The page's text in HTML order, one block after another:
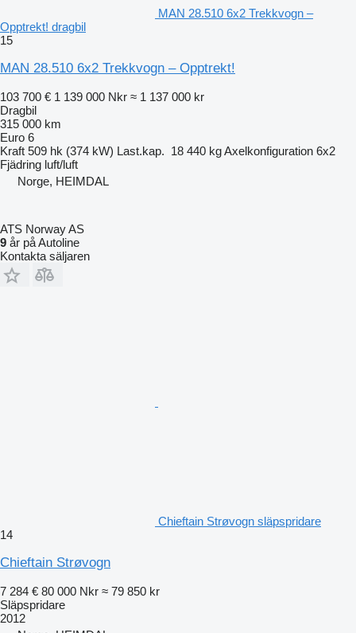
MAN 28.510 6x2 Trekkvogn –
Opptrekt! dragbil
15
MAN 28.510 6x2 Trekkvogn – Opptrekt!
103 700 € 1 139 000 Nkr ≈ 1 137 000 kr
Dragbil
315 000 km
Euro 6
Kraft 509 hk (374 kW) Last.kap. 18 440 kgAxelkonfiguration 6x2
Fjädring luft/luft
Norge, HEIMDAL
ATS Norway AS
9 år på Autoline
Kontakta säljaren
Chieftain Strøvogn släpspridare
14
Chieftain Strøvogn
7 284 € 80 000 Nkr ≈ 79 850 kr
Släpspridare
2012